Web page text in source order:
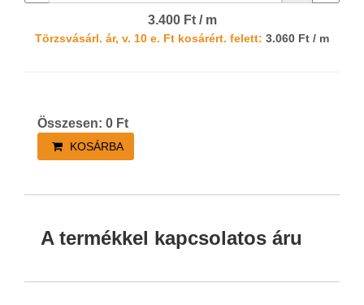
3.400 Ft / m
Törzsvásárl. ár, v. 10 e. Ft kosárért. felett: 3.060 Ft / m
Összesen: 0 Ft
KOSÁRBA
A termékkel kapcsolatos áru